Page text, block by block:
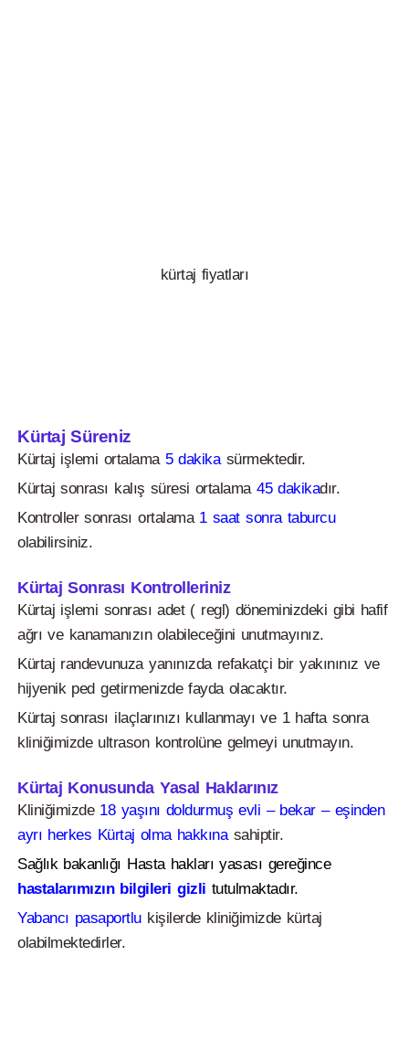
kürtaj fiyatları
Kürtaj Süreniz
Kürtaj işlemi ortalama 5 dakikasürmektedir.
Kürtaj sonrası kalış süresi ortalama45 dakikadır.
Kontroller sonrası ortalama 1 saat sonra taburcu
olabilirsiniz.
Kürtaj Sonrası Kontrolleriniz
Kürtaj işlemi sonrası adet ( regl) döneminizdeki gibi hafif
ağrı ve kanamanızın olabileceğini unutmayınız.
Kürtaj randevunuza yanınızda refakatçi bir yakınınız ve
hijyenik ped getirmenizde fayda olacaktır.
Kürtaj sonrası ilaçlarınızı kullanmayı ve 1 hafta sonra
kliniğimizde ultrason kontrolüne gelmeyi unutmayın.
Kürtaj Konusunda Yasal Haklarınız
Kliniğimizde18 yaşını doldurmuş evli – bekar – eşinden
ayrı herkes Kürtaj olma hakkınasahiptir.
Sağlık bakanlığı Hasta hakları yasası gereğince
hastalarımızın bilgileri gizli tutulmaktadır.
Yabancı pasaportlukişilerde kliniğimizde kürtaj
olabilmektedirler.